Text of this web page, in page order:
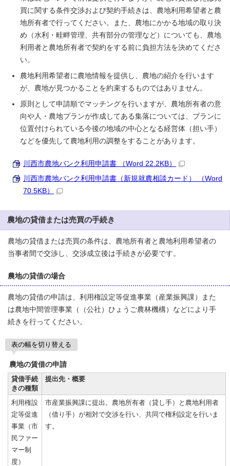
買に関する条件交渉および契約手続きは、農地利用希望者と農
地所有者で行ってください。また、農地にかかる地域の取り決
め（水利・畦畔管理、共有部分の管理など）についても、農地
利用者と農地所有者で契約をする前に負担方法を決めてくださ
い。
農地利用希望者に農地情報を提供し、農地の紹介を行います
が、農地が見つかることを約束するものではありません。
原則として申請順でマッチングを行いますが、農地所有者の意
向や人・農地プランが作成してある集落については、プランに
位置付けられている今後の地域の中心となる経営体（担い手）
などを優先して農地利用の調整をすることがあります。
川西市農地バンク利用申請書 （Word 22.2KB）
川西市農地バンク利用申請書（新規就農相談カード） （Word
70.5KB）
農地の貸借または売買の手続き
農地の貸借または売買の条件は、農地所有者と農地利用希望者の
当事者間で交渉し、交渉成立後は手続きが必要です。
農地の貸借の場合
農地の貸借の申請は、利用権設定等促進事業（産業振興課）また
は農地中間管理事業（（公社）ひょうご農林機構）などにより手
続きを行ってください。
表の幅を切り替える
農地の賃借の申請
貸借手続
きの種類
提出先・概要
利用権設
定等促進
事業（市
民ファー
マー制
度）
市産業振興課に提出。農地所有者（貸し手）と農地利用者
（借り手）が相対で交渉を行い、共同で権利設定を行いま
す。